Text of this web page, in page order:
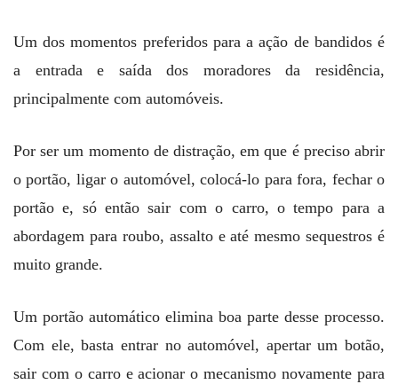
Um dos momentos preferidos para a ação de bandidos é
a entrada e saída dos moradores da residência,
principalmente com automóveis.
Por ser um momento de distração, em que é preciso abrir
o portão, ligar o automóvel, colocá-lo para fora, fechar o
portão e, só então sair com o carro, o tempo para a
abordagem para roubo, assalto e até mesmo sequestros é
muito grande.
Um portão automático elimina boa parte desse processo.
Com ele, basta entrar no automóvel, apertar um botão,
sair com o carro e acionar o mecanismo novamente para